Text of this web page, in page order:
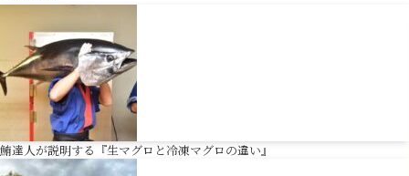
鮪達人が説明する『生マグロと冷凍マグロの違い』